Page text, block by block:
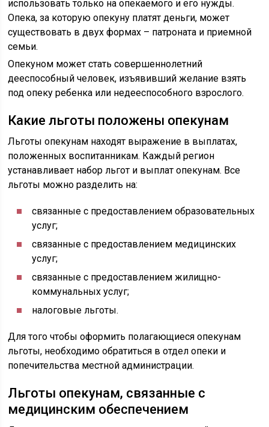
использовать только на опекаемого и его нужды.
Опека, за которую опекуну платят деньги, может
существовать в двух формах – патроната и приемной
семьи.
Опекуном может стать совершеннолетний
дееспособный человек, изъявивший желание взять
под опеку ребенка или недееспособного взрослого.
Какие льготы положены опекунам
Льготы опекунам находят выражение в выплатах,
положенных воспитанникам. Каждый регион
устанавливает набор льгот и выплат опекунам. Все
льготы можно разделить на:
связанные с предоставлением образовательных
услуг;
связанные с предоставлением медицинских
услуг;
связанные с предоставлением жилищно-
коммунальных услуг;
налоговые льготы.
Для того чтобы оформить полагающиеся опекунам
льготы, необходимо обратиться в отдел опеки и
попечительства местной администрации.
Льготы опекунам, связанные с
медицинским обеспечением